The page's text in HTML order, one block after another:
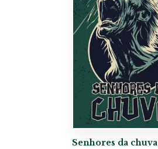
Senhores da chuva